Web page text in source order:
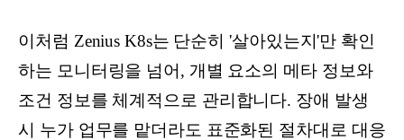
이처럼 Zenius K8s는 단순히 '살아있는지'만 확인
하는 모니터링을 넘어, 개별 요소의 메타 정보와
조건 정보를 체계적으로 관리합니다. 장애 발생
시 누가 업무를 맡더라도 표준화된 절차대로 대응